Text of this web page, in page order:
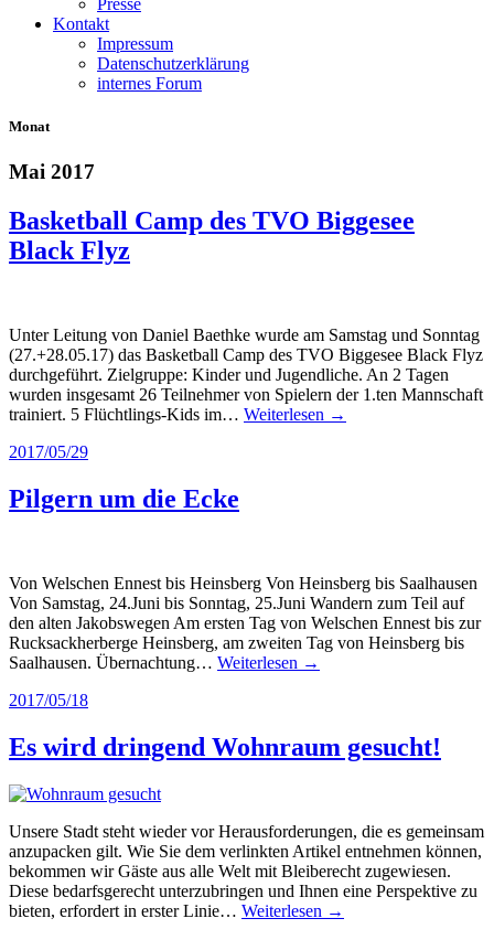
Presse
Kontakt
Impressum
Datenschutzerklärung
internes Forum
Monat
Mai 2017
Basketball Camp des TVO Biggesee
Black Flyz
Unter Leitung von Daniel Baethke wurde am Samstag und Sonntag
(27.+28.05.17) das Basketball Camp des TVO Biggesee Black Flyz
durchgeführt. Zielgruppe: Kinder und Jugendliche. An 2 Tagen
wurden insgesamt 26 Teilnehmer von Spielern der 1.ten Mannschaft
trainiert. 5 Flüchtlings-Kids im… Weiterlesen →
2017/05/29
Pilgern um die Ecke
Von Welschen Ennest bis Heinsberg Von Heinsberg bis Saalhausen
Von Samstag, 24.Juni bis Sonntag, 25.Juni Wandern zum Teil auf
den alten Jakobswegen Am ersten Tag von Welschen Ennest bis zur
Rucksackherberge Heinsberg, am zweiten Tag von Heinsberg bis
Saalhausen. Übernachtung… Weiterlesen →
2017/05/18
Es wird dringend Wohnraum gesucht!
Unsere Stadt steht wieder vor Herausforderungen, die es gemeinsam
anzupacken gilt. Wie Sie dem verlinkten Artikel entnehmen können,
bekommen wir Gäste aus alle Welt mit Bleiberecht zugewiesen.
Diese bedarfsgerecht unterzubringen und Ihnen eine Perspektive zu
bieten, erfordert in erster Linie… Weiterlesen →